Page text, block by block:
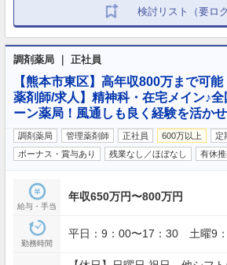
検討リスト（要ロ
調剤薬局 ｜ 正社員
【熊本市東区】高年収800万まで可
薬剤師/求人】精神科・在宅メイン♪
ーン薬局！風通しも良く経験を活か
調剤薬局 管理薬剤師 正社員 600万以上
定
ボーナス・賞与あり
残業なし／ほぼなし 有休
給与・手当
年収650万円〜800万円
勤務時間
平日：9：00〜17：30 土曜9